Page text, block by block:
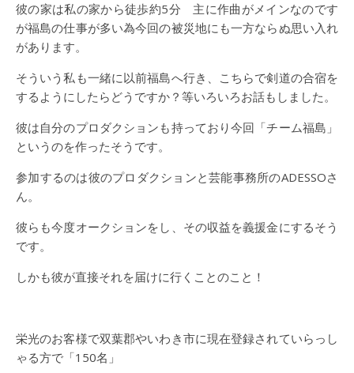
彼の家は私の家から徒歩約5分 主に作曲がメインなのです
が福島の仕事が多い為今回の被災地にも一方ならぬ思い入れ
があります。
そういう私も一緒に以前福島へ行き、こちらで剣道の合宿を
するようにしたらどうですか？等いろいろお話もしました。
彼は自分のプロダクションも持っており今回「チーム福島」
というのを作ったそうです。
参加するのは彼のプロダクションと芸能事務所のADESSOさ
ん。
彼らも今度オークションをし、その収益を義援金にするそう
です。
しかも彼が直接それを届けに行くことのこと！
栄光のお客様で双葉郡やいわき市に現在登録されていらっし
ゃる方で「150名」